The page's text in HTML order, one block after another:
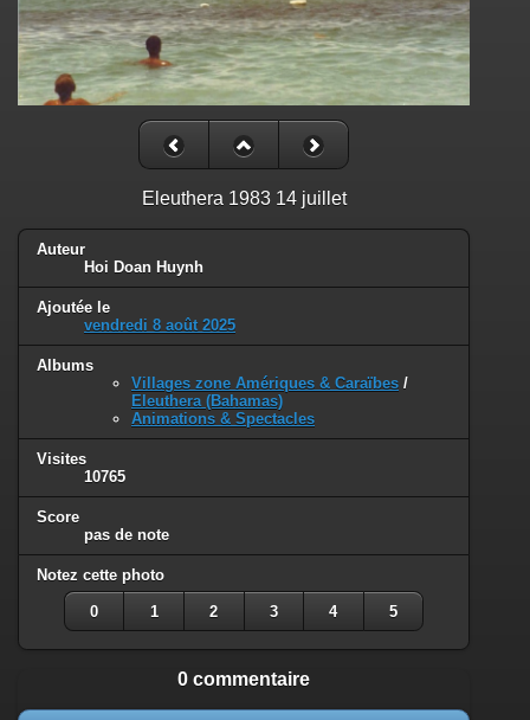
Eleuthera 1983 14 juillet
Auteur
Hoi Doan Huynh
Ajoutée le
vendredi 8 août 2025
Albums
Villages zone Amériques & Caraïbes /
Eleuthera (Bahamas)
Animations & Spectacles
Visites
10765
Score
pas de note
Notez cette photo
0 1 2 3 4 5
0 commentaire